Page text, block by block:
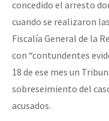
concedido el arresto
cuando se realizaron
Fiscalía General de la
con “contundentes
18 de ese mes un
sobreseimiento del
acusados.